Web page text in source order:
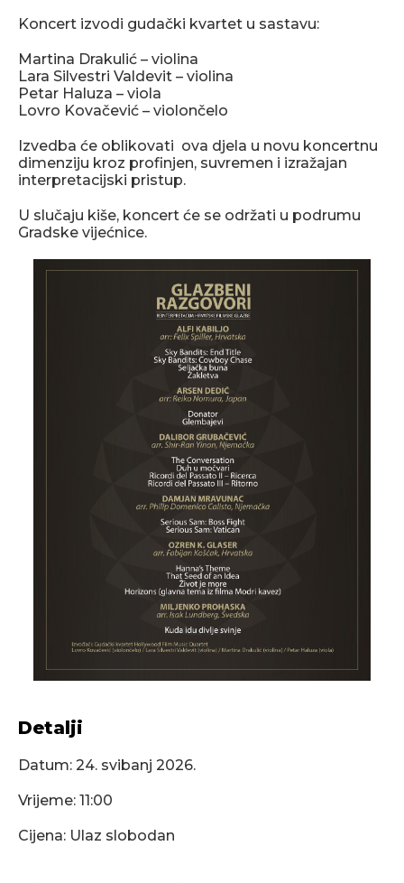
Koncert izvodi gudački kvartet u sastavu:
Martina Drakulić – violina
Lara Silvestri Valdevit – violina
Petar Haluza – viola
Lovro Kovačević – violončelo
Izvedba će oblikovati ova djela u novu koncertnu
dimenziju kroz profinjen, suvremen i izražajan
interpretacijski pristup.
U slučaju kiše, koncert će se održati u podrumu
Gradske vijećnice.
Detalji
Datum: 24. svibanj 2026.
Vrijeme: 11:00
Cijena: Ulaz slobodan